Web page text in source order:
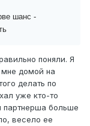
шанс -
поняли. Я
мне домой на
делать по
уже кто-то
партнерша больше
весело ее